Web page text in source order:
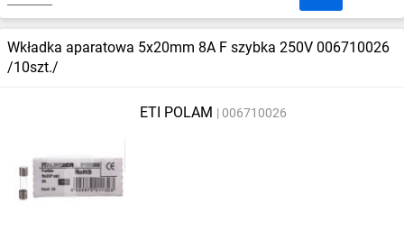
Wkładka aparatowa 5x20mm 8A F szybka 250V 006710026
/10szt./
ETI POLAM 006710026